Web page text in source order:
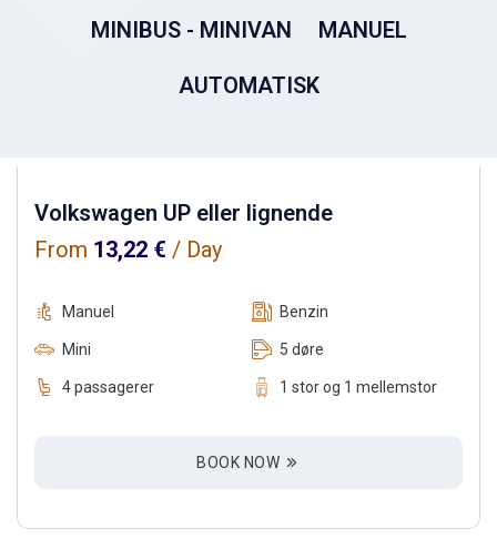
MINIBUS - MINIVAN MANUEL
AUTOMATISK
Volkswagen UP eller lignende
From 13,22 € / Day
Manuel Benzin
Mini 5 døre
4 passagerer 1 stor og 1 mellemstor
BOOK NOW